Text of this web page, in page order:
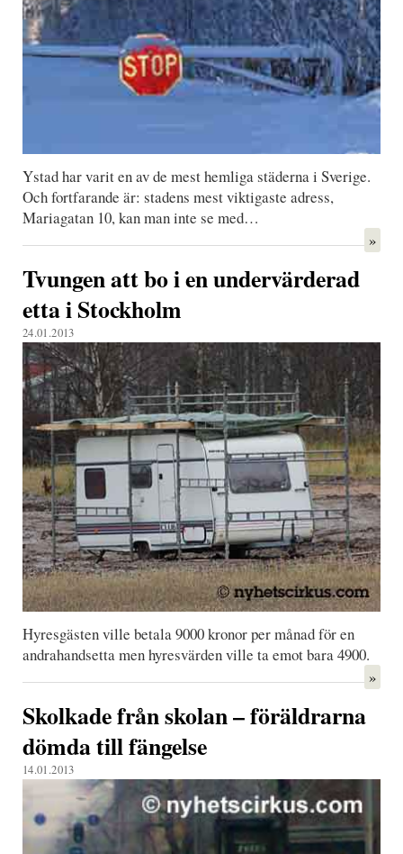
Ystad har varit en av de mest hemliga städerna i Sverige.
Och fortfarande är: stadens mest viktigaste adress,
Mariagatan 10, kan man inte se med…
»
Tvungen att bo i en undervärderad
etta i Stockholm
24.01.2013
Hyresgästen ville betala 9000 kronor per månad för en
andrahandsetta men hyresvärden ville ta emot bara 4900.
»
Skolkade från skolan – föräldrarna
dömda till fängelse
14.01.2013